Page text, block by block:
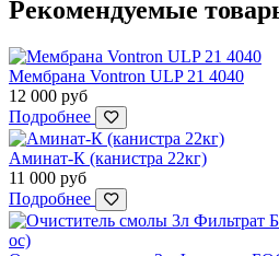
Рекомендуемые
Мембрана Vontron ULP 21 4040
12 000 руб
Подробнее
Аминат-К (канистра 22кг)
11 000 руб
Подробнее